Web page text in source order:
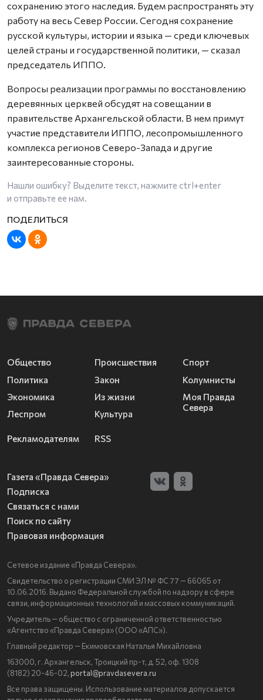
сохранению этого наследия. Будем распространять эту
работу на весь Север России. Сегодня сохранение
русской культуры, истории и языка — среди ключевых
целей страны и государственной политики, — сказал
председатель ИППО.
Вопросы реализации программы по восстановлению
деревянных церквей обсудят на совещании в
правительстве Архангельской области. В нем примут
участие представители ИППО, лесопромышленного
комплекса регионов Северо-Запада и другие
заинтересованные стороны.
Нашли ошибку? Выделите текст, нажмите ctrl+enter
и отправьте ее нам.
Общество
Политика
Экономика
Леспром
Происшествия
Закон
Из жизни
Культура
Спорт
Колумнисты
Моя Правда
Севера
Рекламодателям RSS
Газета «Правда Севера»
Подписка
Связаться с нами
Поиск по сайту
Правовая информация
Сетевое издание «Правда Севера».
Свидетельство о регистрации СМИ ЭЛ № ФС 77 — 66065 от
10.06.2016. Выдано Федеральной службой по надзору в сфере
связи, информационных технологий и массовых коммуникаций.
Учредитель — общество с ограниченной ответственностью
«Агентство «Правда Севера» (ООО «АПС»).
Главный редактор — Екимовская Наталья Михайловна
163000, г. Архангельск, Троицкий пр-т, д. 52, оф. 1308
(8182) 20-46-02, portal@pravdasevera.ru
Все права защищены. Использование материалов допускается